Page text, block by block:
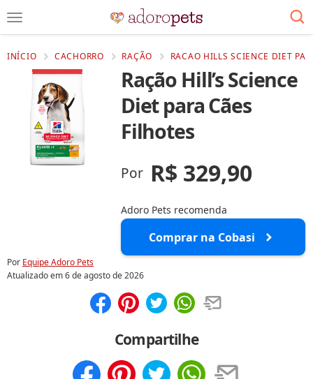
INÍCIO CACHORRO RAÇÃO RACAO HILLS SCIENCE DIET
Ração Hill’s Science
Diet para Cães
Filhotes
Por R$ 329,90
Adoro Pets recomenda
Comprar na Cobasi
Por Equipe Adoro Pets
Atualizado em6 de agosto de 2026
Compartilhe